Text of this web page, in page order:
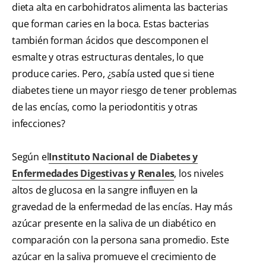
dieta alta en carbohidratos alimenta las bacterias
que forman caries en la boca. Estas bacterias
también forman ácidos que descomponen el
esmalte y otras estructuras dentales, lo que
produce caries. Pero, ¿sabía usted que si tiene
diabetes tiene un mayor riesgo de tener problemas
de las encías, como la periodontitis y otras
infecciones?
Según elInstituto Nacional de Diabetes y
Enfermedades Digestivas y Renales, los niveles
altos de glucosa en la sangre influyen en la
gravedad de la enfermedad de las encías. Hay más
azúcar presente en la saliva de un diabético en
comparación con la persona sana promedio. Este
azúcar en la saliva promueve el crecimiento de